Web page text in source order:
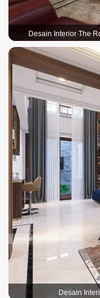
Desain Interior The
Desain